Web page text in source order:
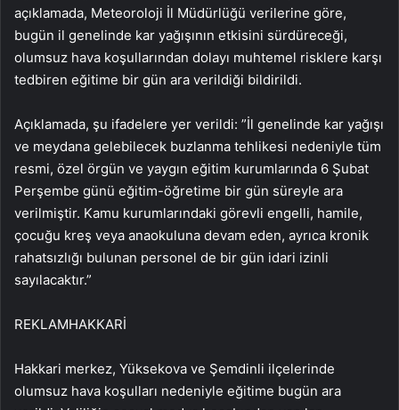
açıklamada, Meteoroloji İl Müdürlüğü verilerine göre,
bugün il genelinde kar yağışının etkisini sürdüreceği,
olumsuz hava koşullarından dolayı muhtemel risklere karşı
tedbiren eğitime bir gün ara verildiği bildirildi.
Açıklamada, şu ifadelere yer verildi: ​​​​​​​”İl genelinde kar yağışı
ve meydana gelebilecek buzlanma tehlikesi nedeniyle tüm
resmi, özel örgün ve yaygın eğitim kurumlarında 6 Şubat
Perşembe günü eğitim-öğretime bir gün süreyle ara
verilmiştir. Kamu kurumlarındaki görevli engelli, hamile,
çocuğu kreş veya anaokuluna devam eden, ayrıca kronik
rahatsızlığı bulunan personel de bir gün idari izinli
sayılacaktır.”
REKLAMHAKKARİ
Hakkari merkez, Yüksekova ve Şemdinli ilçelerinde
olumsuz hava koşulları nedeniyle eğitime bugün ara